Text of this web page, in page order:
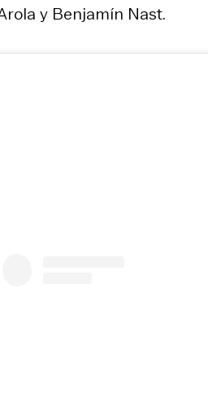
y Benjamín Nast.